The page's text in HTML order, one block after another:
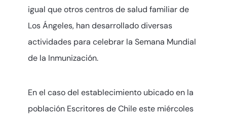
igual que otros centros de salud familiar de
Los Ángeles, han desarrollado diversas
actividades para celebrar la Semana Mundial
de la Inmunización.
En el caso del establecimiento ubicado en la
población Escritores de Chile este miércoles